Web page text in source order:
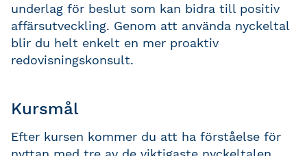
underlag för beslut som kan bidra till positiv
affärsutveckling. Genom att använda nyckeltal
blir du helt enkelt en mer proaktiv
redovisningskonsult.
Kursmål
Efter kursen kommer du att ha förståelse för